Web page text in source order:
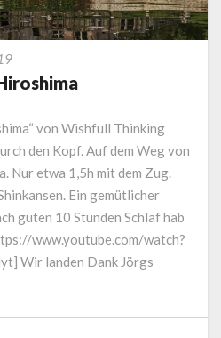
Fly
metal
Hiroshimavon Wishfull Thinking
den Kopf. Auf dem Weg von
Nur etwa 1,5h mit dem Zug.
Ein gemütlicher
guten 10 Stunden Schlaf hab
www.youtube.com/watch?
Wir landen Dank Jörgs